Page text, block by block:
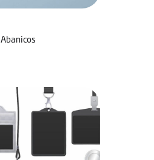
Abanicos